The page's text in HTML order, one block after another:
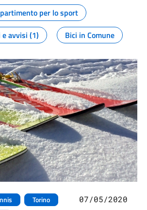
per lo sport
e avvisi (1) Bici in Comune
Torino
07/05/2020